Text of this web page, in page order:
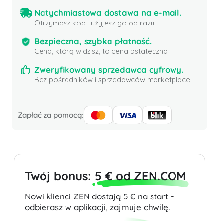
Natychmiastowa dostawa na e-mail.
Otrzymasz kod i użyjesz go od razu
Bezpieczna, szybka płatność.
Cena, którą widzisz, to cena ostateczna
Zweryfikowany sprzedawca cyfrowy.
Bez pośredników i sprzedawców marketplace
Zapłać za pomocą:
Twój bonus: 5 € od ZEN.COM
Nowi klienci ZEN dostają 5 € na start -
odbierasz w aplikacji, zajmuje chwilę.